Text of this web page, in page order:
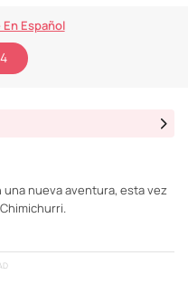
Español
4
una nueva aventura, esta vez